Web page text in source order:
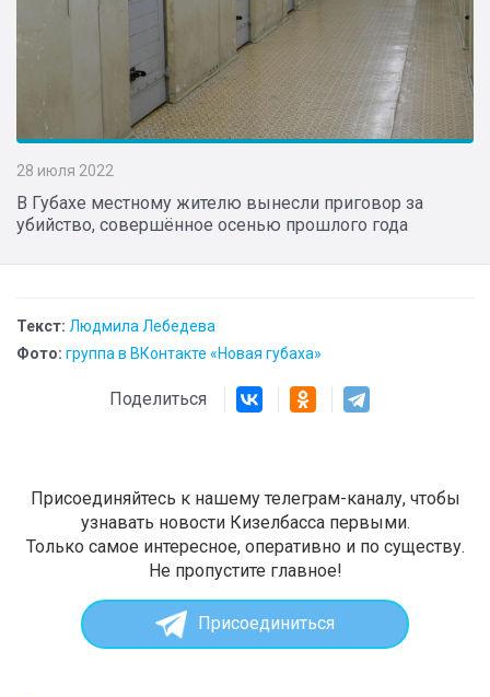
28 июля 2022
В Губахе местному жителю вынесли приговор за
убийство, совершённое осенью прошлого года
Текст: Людмила Лебедева
Фото: группа в ВКонтакте «Новая губаха»
Поделиться
Присоединяйтесь к нашему телеграм-каналу, чтобы
узнавать новости Кизелбасса первыми.
Только самое интересное, оперативно и по существу.
Не пропустите главное!
Присоединиться